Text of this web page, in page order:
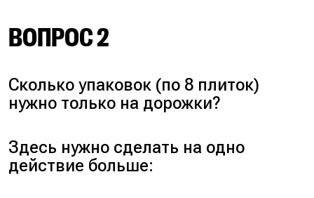
ВОПРОС 2
Сколько упаковок (по 8 плиток)
нужно только на дорожки?
Здесь нужно сделать на одно
действие больше: